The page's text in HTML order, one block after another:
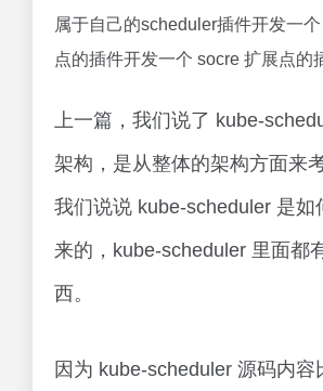
属于自己的scheduler插件开发一
点的插件开发一个 socre 扩展点的
上一篇，我们说了 kube-
架构，是从整体的架构方面来
我们说说 kube-scheduler 是如
来的，kube-scheduler 里面都
西。
因为 kube-scheduler 源码内容